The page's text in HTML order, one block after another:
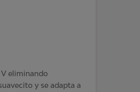
eliminando
y se adapta a